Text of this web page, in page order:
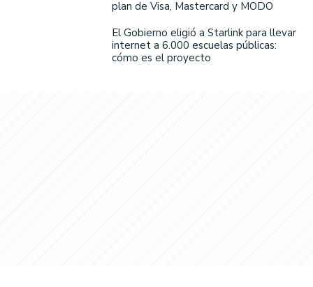
plan de Visa, Mastercard y MODO
El Gobierno eligió a Starlink para llevar
internet a 6.000 escuelas públicas:
cómo es el proyecto